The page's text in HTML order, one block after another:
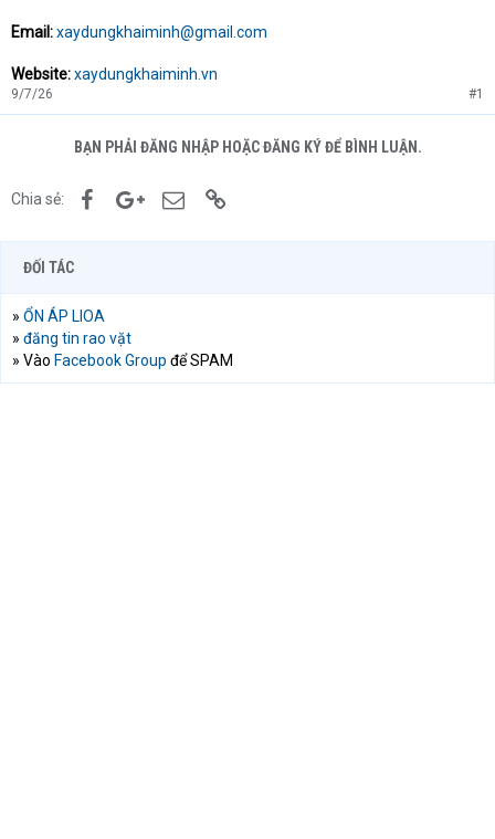
Email:xaydungkhaiminh@gmail.com
Website:xaydungkhaiminh.vn
9/7/26 #1
BẠN PHẢI ĐĂNG NHẬP HOẶC ĐĂNG KÝ ĐỂ BÌNH LUẬN.
Chia sẻ: FacebookGoogle+Email
ĐỐI TÁC
» ỔN ÁP LIOA
» đăng tin rao vặt
» Vào Facebook Group để SPAM